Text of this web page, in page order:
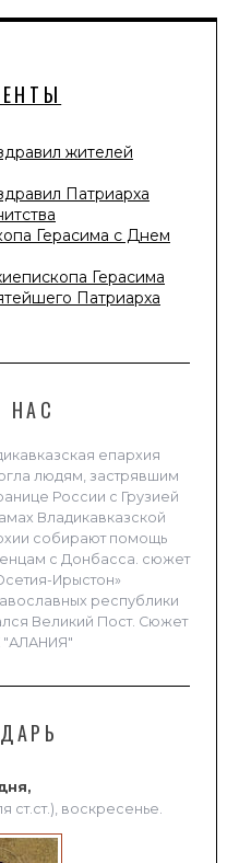
жителей
Патриарха
Герасима с Днем
Герасима
Патриарха
НАС
епархия
людям, застрявшим
России с Грузией
Владикавказской
собирают помощь
с Донбасса. сюжет
Ирыстон»
республики
Великий Пост. Сюжет
"АЛАНИЯ"
ст.ст.), воскресенье.